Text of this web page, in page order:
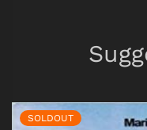
SOLDOUT